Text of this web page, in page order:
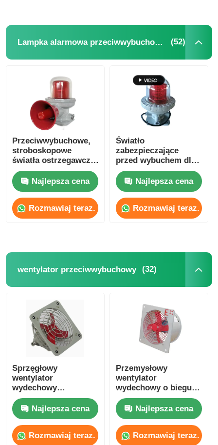
Lampka alarmowa przeciwwybuchowa (52)
Przeciwwybuchowe,
stroboskopowe
światła ostrzegawcze
LED Oświetlenie
alarmoweNajlepsza cena
Rozmawiaj teraz.
Światło
zabezpieczające
przed wybuchem dla
lotnictwa Światło
zabezpieczające dla
samolotów Światło
ostrzegawcze Światło
słoneczne Światło
zabezpieczające
Najlepsza cena
Rozmawiaj teraz.
wentylator przeciwwybuchowy (32)
Sprzęgłowy
wentylator
wydechowy
wentylator osialny
Najlepsza cena
Rozmawiaj teraz.
Przemysłowy
wentylator
wydechowy o biegu
osiowym IP54 dla
fabryki / magazynu
Najlepsza cena
Rozmawiaj teraz.